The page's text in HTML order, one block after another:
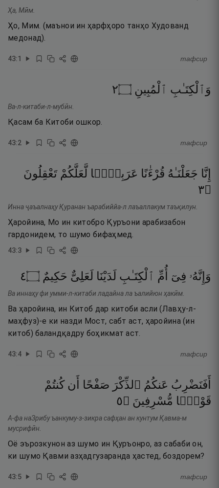
Ҳа, Мӣм.
Ҳо, Мим. (маънои ин ҳарфҳоро танҳо Худованд
медонад).
43:1 тафсир
وَٱلْكِتَـٰبِ ٱلْمُبِينِ ۝٢
Ва-л-китаби-л-мубӣн.
Қасам ба Китоби ошкор.
43:2 тафсир
إِنَّا جَعَلْنَـٰهُ قُرْءَٰنًا عَرَبِيًّۭا لَّعَلَّكُمْ تَعْقِلُونَ
۝٣
Инна ҷаъалнаҳу Қуранан ъарабиййа-л лаъаллакум таъқилун.
Ҳаройина, Мо ин китобро Қуръони арабизабон
гардонидем, то шумо бифаҳмед.
43:3
وَإِنَّهُۥ فِىٓ أُمِّ ٱلْكِتَـٰبِ لَدَيْنَا لَعَلِىٌّ حَكِيمٌ ۝٤
Ва иннаҳу фи умми-л-китаби ладайна ла ъалийюн ҳакӣм.
Ва ҳаройина, ин Китоб дар китоби асли (Лавҳу-л-
маҳфуз)-е ки назди Мост, сабт аст, ҳаройина (ин
китоб) баландқадру боҳикмат аст.
43:4 тафсир
أَفَنَضْرِبُ عَنكُمُ ٱلذِّكْرَ صَفْحًا أَن كُنتُمْ
قَوْمًۭا مُّسْرِفِينَ ۝٥
А-фа наЗрибу ъанкуму-з-зикра сафҳан ан кунтум Қавма-м
мусрифӣн.
Оё эърозкунон аз шумо ин Қуръонро, аз сабаби он,
ки шумо Қавми азҳадгузаранда ҳастед, боздорем?
43:5 тафсир